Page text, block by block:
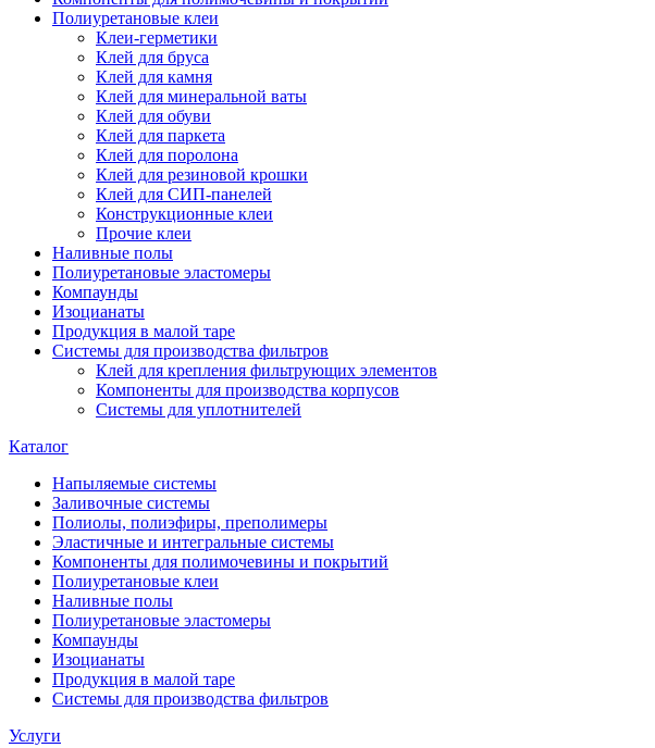
Полиуретановые клеи
Клеи-герметики
Клей для бруса
Клей для камня
Клей для минеральной ваты
Клей для обуви
Клей для паркета
Клей для поролона
Клей для резиновой крошки
Клей для СИП-панелей
Конструкционные клеи
Прочие клеи
Наливные полы
Полиуретановые эластомеры
Компаунды
Изоцианаты
Продукция в малой таре
Системы для производства фильтров
Клей для крепления фильтрующих элементов
Компоненты для производства корпусов
Системы для уплотнителей
Каталог
Напыляемые системы
Заливочные системы
Полиолы, полиэфиры, преполимеры
Эластичные и интегральные системы
Компоненты для полимочевины и покрытий
Полиуретановые клеи
Наливные полы
Полиуретановые эластомеры
Компаунды
Изоцианаты
Продукция в малой таре
Системы для производства фильтров
Услуги